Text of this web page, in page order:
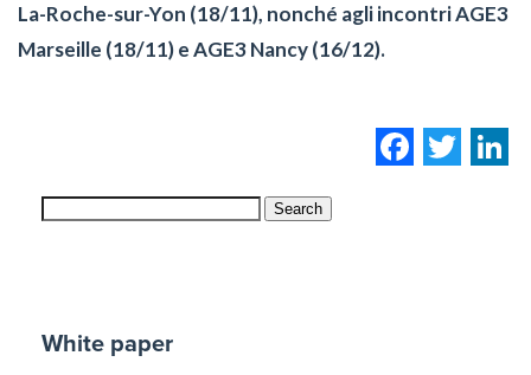
La-Roche-sur-Yon (18/11), nonché agli incontri AGE3
Marseille (18/11) e AGE3 Nancy (16/12).
Search
White paper